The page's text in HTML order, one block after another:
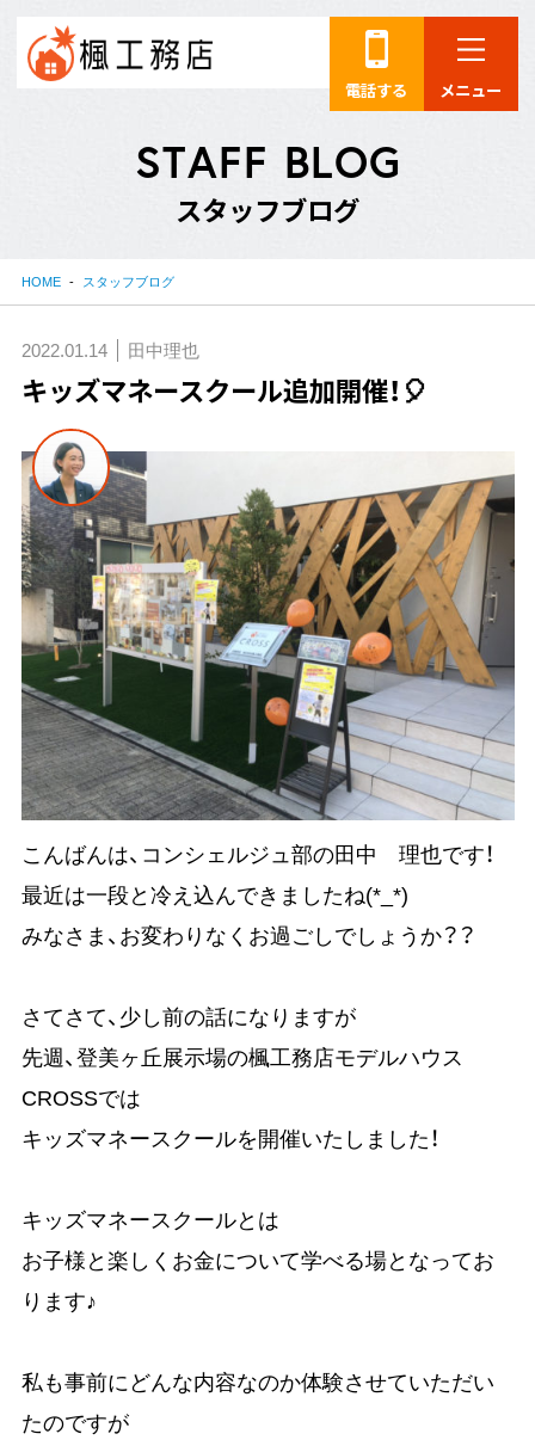
電話する メニュー
STAFF BLOG
スタッフブログ
HOME スタッフブログ
2022.01.14 田中理也
キッズマネースクール追加開催！🎈
こんばんは、コンシェルジュ部の田中 理也です！
最近は一段と冷え込んできましたね(*_*)
みなさま、お変わりなくお過ごしでしょうか？？
さてさて、少し前の話になりますが
先週、登美ヶ丘展示場の楓工務店モデルハウス
CROSSでは
キッズマネースクールを開催いたしました！
キッズマネースクールとは
お子様と楽しくお金について学べる場となってお
ります♪
私も事前にどんな内容なのか体験させていただい
たのですが